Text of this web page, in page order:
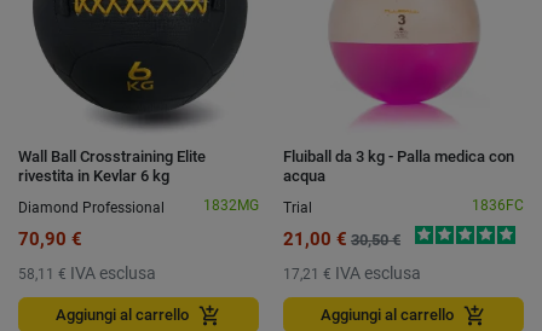
Wall Ball Crosstraining Elite
rivestita in Kevlar 6 kg
Diamond Professional
1832MG
70,90 €
58,11 € IVA esclusa
Aggiungi al carrello add_shopping_cart
Fluiball da 3 kg - Palla medica con
acqua
Trial
1836FC
21,00 € 30,50 €
17,21 € IVA esclusa
Aggiungi al carrello add_shopping_cart